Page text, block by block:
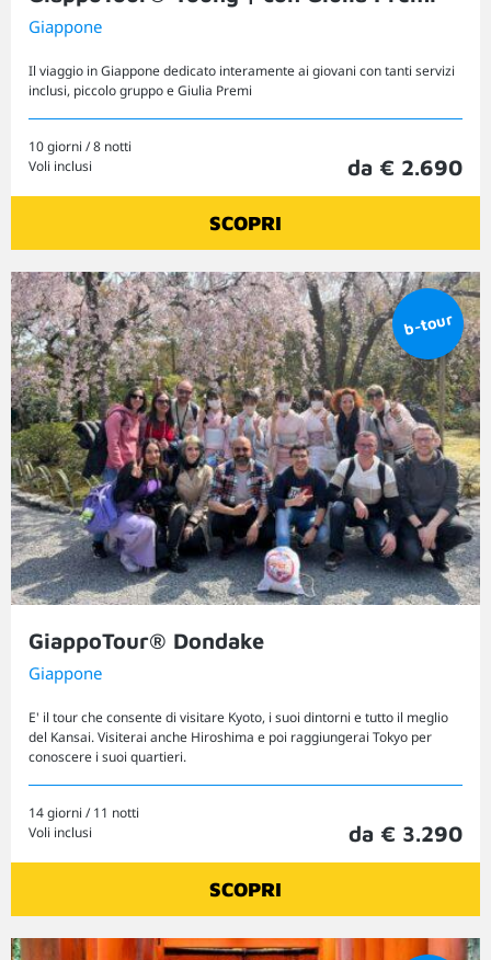
Giappone
Il viaggio in Giappone dedicato interamente ai giovani con tanti servizi
inclusi, piccolo gruppo e Giulia Premi
10 giorni / 8 notti
Voli inclusi
da € 2.690
SCOPRI
GiappoTour® Dondake
Giappone
E' il tour che consente di visitare Kyoto, i suoi dintorni e tutto il meglio
del Kansai. Visiterai anche Hiroshima e poi raggiungerai Tokyo per
conoscere i suoi quartieri.
14 giorni / 11 notti
Voli inclusi
da € 3.290
SCOPRI